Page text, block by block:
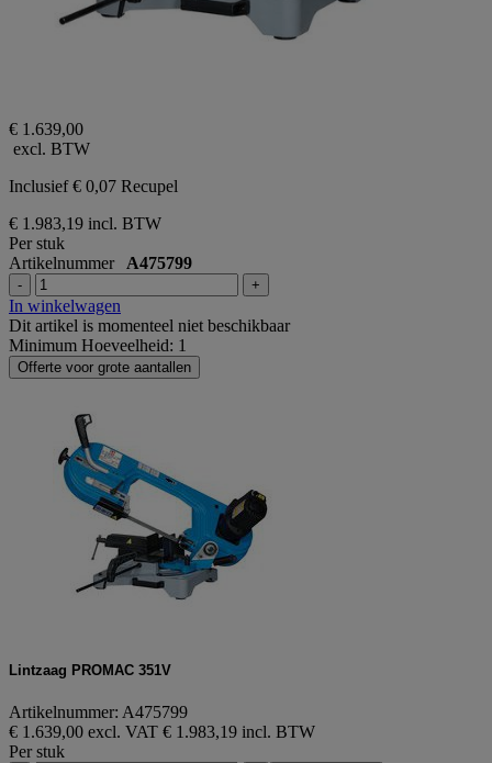
€ 1.639,00
excl. BTW
Inclusief € 0,07 Recupel
€ 1.983,19 incl. BTW
Per stuk
Artikelnummer A475799
- +
In winkelwagen
Dit artikel is momenteel niet beschikbaar
Minimum Hoeveelheid: 1
Offerte voor grote aantallen
Lintzaag PROMAC 351V
Artikelnummer: A475799
€ 1.639,00 excl. VAT € 1.983,19 incl. BTW
Per stuk